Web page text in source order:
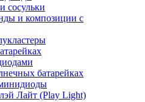
сосульки
и композиции с
батарейках
Лайт (Play Light)